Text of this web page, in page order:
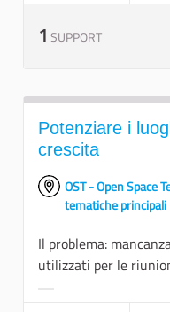
1 SUPPORT
Potenziare i
crescita
OST - Open Space
tematiche principali
Il problema:
utilizzati per le